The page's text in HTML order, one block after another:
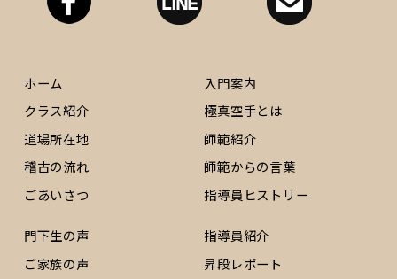
ホーム
クラス紹介
道場所在地
稽古の流れ
ごあいさつ
入門案内
極真空手とは
師範紹介
師範からの言葉
指導員ヒストリー
門下生の声
ご家族の声
指導員紹介
昇段レポート